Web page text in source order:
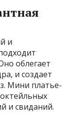
и
облегает
и создает
Мини платье-
и свиданий.